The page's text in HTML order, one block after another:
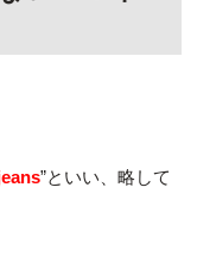
”といい、略して